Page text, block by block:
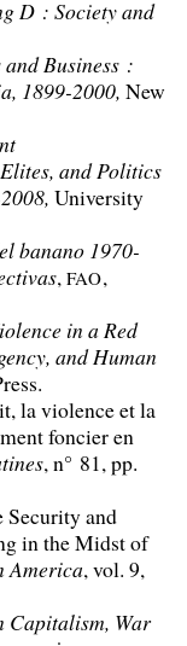
D : Society and
Business :
1899-2000, New
and Politics
University
banano 1970-
, FAO,
in a Red
and Human
la violence et la
foncier en
, n° 81, pp.
Security and
in the Midst of
America, vol. 9,
Capitalism, War